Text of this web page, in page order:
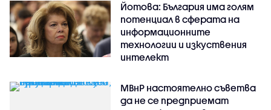
Йотова: България има голям
потенциал в сферата на
информационните
технологии и изкуствения
интелект
МВнР настоятелно съветва
да не се предприемат